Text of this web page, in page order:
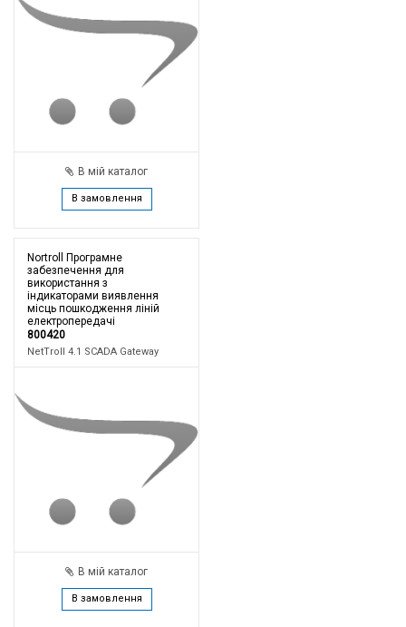
В мій каталог
В замовлення
Nortroll Програмне
забезпечення для
використання з
індикаторами виявлення
місць пошкодження ліній
електропередачі
800420
NetTroll 4.1 SCADA Gateway
В мій каталог
В замовлення